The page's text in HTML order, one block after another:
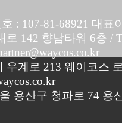
: 107-81-68921 대표
로 142 향남타워 6층 /
우계로 213 웨이코스
용산구 청파로 74 용